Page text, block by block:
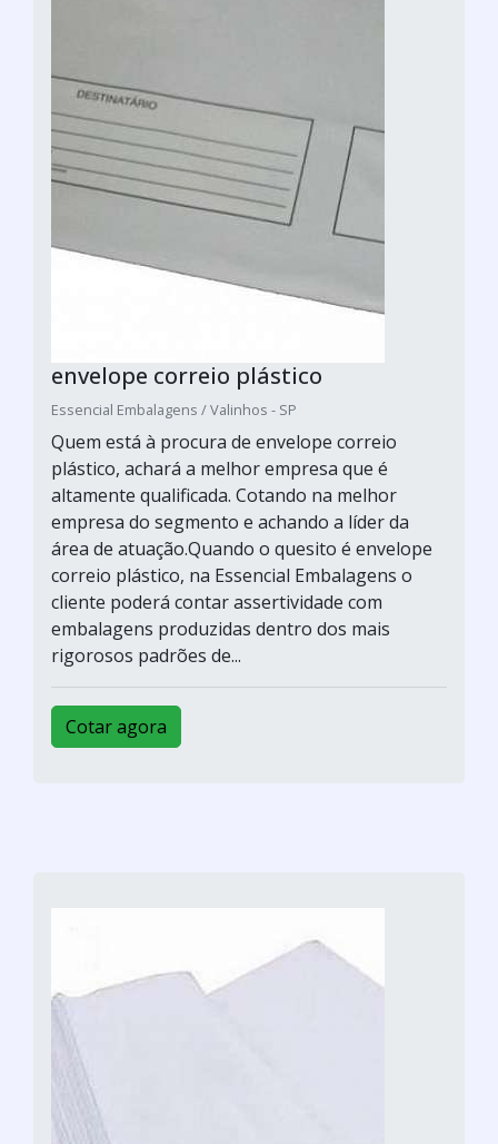
envelope correio plástico
Essencial Embalagens / Valinhos - SP
Quem está à procura de envelope correio
plástico, achará a melhor empresa que é
altamente qualificada. Cotando na melhor
empresa do segmento e achando a líder da
área de atuação.Quando o quesito é envelope
correio plástico, na Essencial Embalagens o
cliente poderá contar assertividade com
embalagens produzidas dentro dos mais
rigorosos padrões de...
Cotar agora